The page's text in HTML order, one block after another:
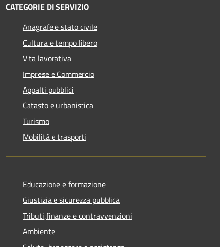
CATEGORIE DI SERVIZIO
Anagrafe e stato civile
Cultura e tempo libero
Vita lavorativa
Imprese e Commercio
Appalti pubblici
Catasto e urbanistica
Turismo
Mobilità e trasporti
Educazione e formazione
Giustizia e sicurezza pubblica
Tributi,finanze e contravvenzioni
Ambiente